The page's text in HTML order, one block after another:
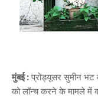
मुंबई : प्रोड्यूसर सुमीन भट
को लॉन्च करने के मामले में